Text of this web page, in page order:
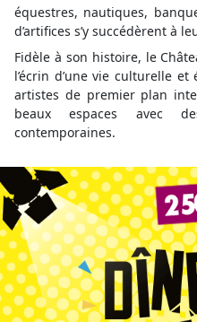
équestres, nautiques,
d’artifices s’y succédèrent à
Fidèle à son histoire, le
l’écrin d’une vie culturelle
artistes de premier plan
beaux espaces avec
contemporaines.